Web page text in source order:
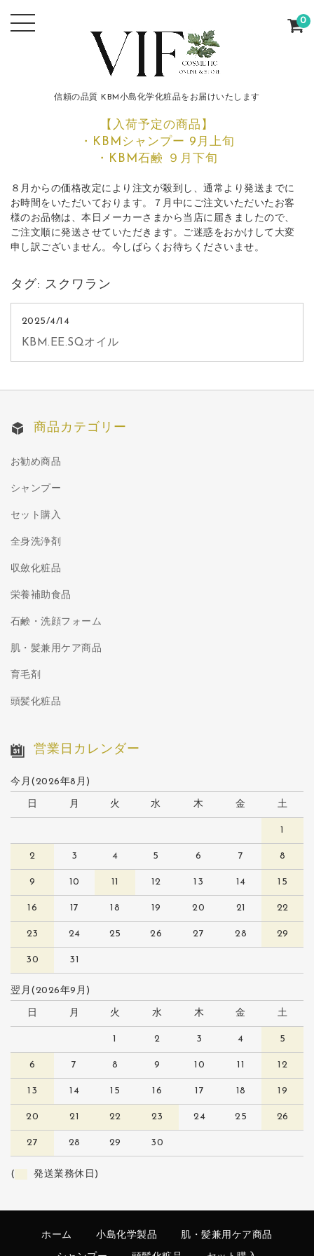
信頼の品質 KBM小島化学化粧品をお届けいたします
【入荷予定の商品】
・KBMシャンプー 9月上旬
・KBM石鹸 ９月下旬
８月からの価格改定により注文が殺到し、通常より発送までに
お時間をいただいております。７月中にご注文いただいたお客
様のお品物は、本日メーカーさまから当店に届きましたので、
ご注文順に発送させていただきます。ご迷惑をおかけして大変
申し訳ございません。今しばらくお待ちくださいませ。
0
タグ: スクワラン
2025/4/14
KBM.EE.SQオイル
商品カテゴリー
お勧め商品
シャンプー
セット購入
全身洗浄剤
収斂化粧品
栄養補助食品
石鹸・洗顔フォーム
肌・髪兼用ケア商品
育毛剤
頭髪化粧品
営業日カレンダー
今月(2026年8月)
日 月 火 水 木 金 土
1
2 3 4 5 6 7 8
9 10 11 12 13 14 15
16 17 18 19 20 21 22
23 24 25 26 27 28 29
30 31
翌月(2026年9月)
日 月 火 水 木 金 土
1 2 3 4 5
6 7 8 9 10 11 12
13 14 15 16 17 18 19
20 21 22 23 24 25 26
27 28 29 30
( 発送業務休日)
ホーム 小島化学製品 肌・髪兼用ケア商品